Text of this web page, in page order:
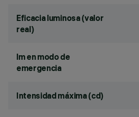
Eficacia luminosa (valor
real)
lm en modo de
emergencia
Intensidad máxima (cd)